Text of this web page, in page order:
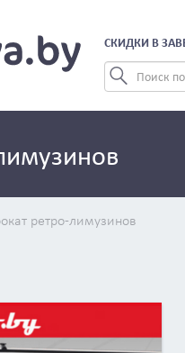
СКИДКИ В
ретро-лимузинов